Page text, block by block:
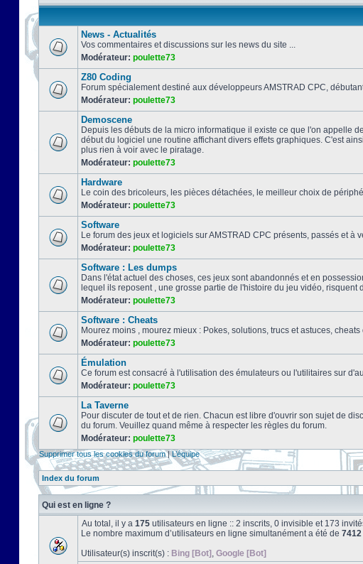
News - Actualités
Vos commentaires et discussions sur les news du site ...
Modérateur: poulette73
Z80 Coding
Forum spécialement destiné aux développeurs AMSTRAD CPC,
Modérateur: poulette73
Demoscene
Depuis les débuts de la micro informatique il existe ce que l'on appelle
début du logiciel une routine affichant divers effets graphiques. C'est
plus rien à voir avec le piratage.
Modérateur: poulette73
Hardware
Le coin des bricoleurs, les pièces détachées, le meilleur choix de
Modérateur: poulette73
Software
Le forum des jeux et logiciels sur AMSTRAD CPC présents, passés et à
Modérateur: poulette73
Software : Les dumps
Dans l'état actuel des choses, ces jeux sont abandonnés et en
lequel ils reposent , une grosse partie de l'histoire du jeu vidéo, risquent
Modérateur: poulette73
Software : Cheats
Mourez moins , mourez mieux : Pokes, solutions, trucs et astuces,
Modérateur: poulette73
Émulation
Ce forum est consacré à l'utilisation des émulateurs ou l'utilitaires sur
Modérateur: poulette73
La Taverne
Pour discuter de tout et de rien. Chacun est libre d'ouvrir son sujet de
du forum. Veuillez quand même à respecter les règles du forum.
Modérateur: poulette73
Supprimer tous les cookies du forum|L’équipe
Index du forum
Qui est en ligne ?
Au total, il y a 175 utilisateurs en ligne :: 2 inscrits, 0 invisible et 173
Le nombre maximum d’utilisateurs en ligne simultanément a été de 7412
Utilisateur(s) inscrit(s) : Bing [Bot] , Google [Bot]